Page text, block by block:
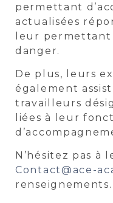
permettant
actualisées
leur permettant
danger.
De plus, leurs
également
travailleurs
liées à leur
N’hésitez pas à
Contact@ace-
renseignements.